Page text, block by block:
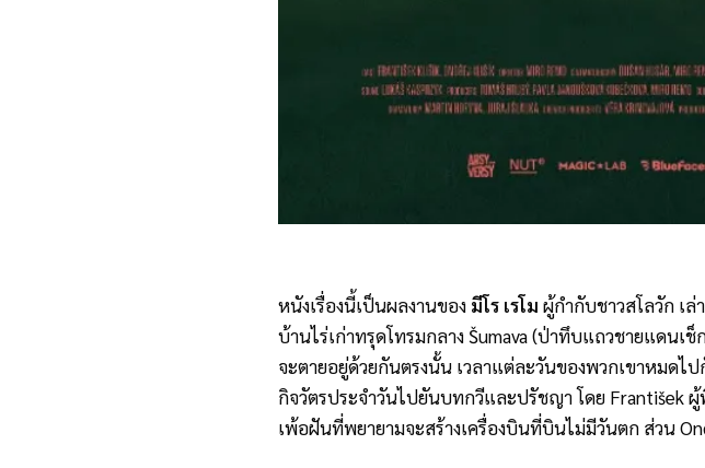
หนังเรื่องนี้เป็นผลงานของ มีโร เรโม ผู้กำกับชาวสโลวัก เ
บ้านไร่เก่าทรุดโทรมกลาง Šumava (ป่าทึบแถวชายแดนเ
จะตายอยู่ด้วยกันตรงนั้น เวลาแต่ละวันของพวกเขาหมดไ
กิจวัตรประจำวันไปยันบทกวีและปรัชญา โดย František
เพ้อฝันที่พยายามจะสร้างเครื่องบินที่บินไม่มีวันตก ส่วน